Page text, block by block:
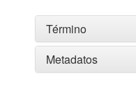
Término
Metadatos